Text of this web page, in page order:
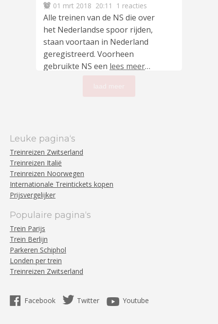
01 mrt 2018 20:11 1 reacties
Alle treinen van de NS die over
het Nederlandse spoor rijden,
staan voortaan in Nederland
geregistreerd. Voorheen
gebruikte NS een lees meer…
Leuke pagina‘s
Treinreizen Zwitserland
Treinreizen Italië
Treinreizen Noorwegen
Internationale Treintickets kopen
Prijsvergelijker
Populaire pagina‘s
Trein Parijs
Trein Berlijn
Parkeren Schiphol
Londen per trein
Treinreizen Zwitserland
Facebook Twitter Youtube